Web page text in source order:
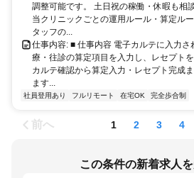
調整可能です。 土日祝の稼働・休暇も相
当クリニックごとの運用ルール・算定ル
タッフの...
仕事内容: ■ 仕事内容 電子カルテに入力
療・往診の算定項目を入力し、レセプト
カルテ確認から算定入力・レセプト完成
ます...
社員登用あり フルリモート 在宅OK 完全歩合制
前へ 1 2 3 4
この条件の新着求人